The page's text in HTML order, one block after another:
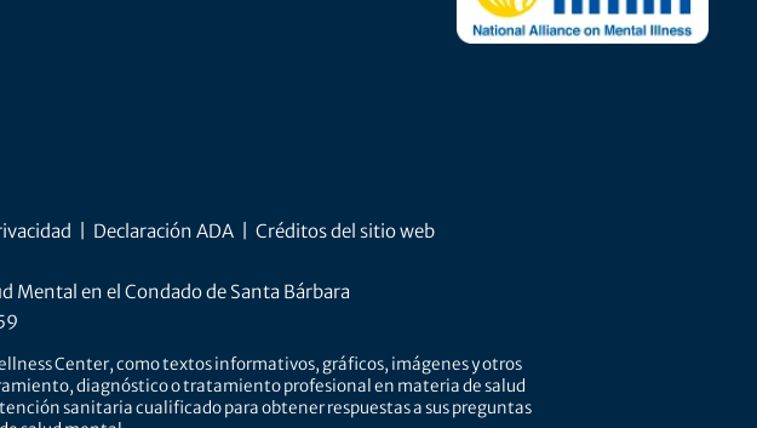
Declaración ADA Créditos del sitio web
Mental en el Condado de Santa Bárbara
Center, como textos informativos, gráficos, imágenes y otros
diagnóstico o tratamiento profesional en materia de salud
sanitaria cualificado para obtener respuestas a sus preguntas